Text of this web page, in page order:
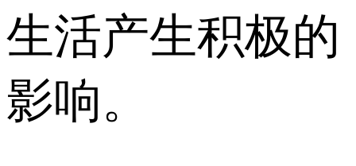
生活产生积极的
影响。